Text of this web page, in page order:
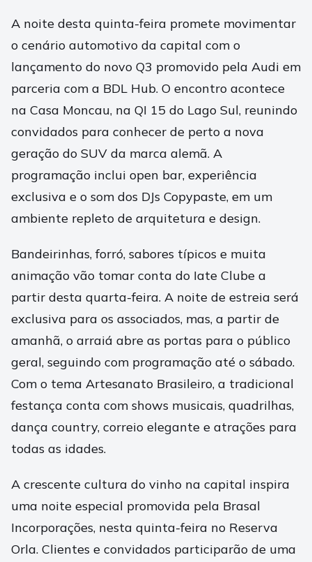
A noite desta quinta-feira promete movimentar
o cenário automotivo da capital com o
lançamento do novo Q3 promovido pela Audi em
parceria com a BDL Hub. O encontro acontece
na Casa Moncau, na QI 15 do Lago Sul, reunindo
convidados para conhecer de perto a nova
geração do SUV da marca alemã. A
programação inclui open bar, experiência
exclusiva e o som dos DJs Copypaste, em um
ambiente repleto de arquitetura e design.
Bandeirinhas, forró, sabores típicos e muita
animação vão tomar conta do Iate Clube a
partir desta quarta-feira. A noite de estreia será
exclusiva para os associados, mas, a partir de
amanhã, o arraiá abre as portas para o público
geral, seguindo com programação até o sábado.
Com o tema Artesanato Brasileiro, a tradicional
festança conta com shows musicais, quadrilhas,
dança country, correio elegante e atrações para
todas as idades.
A crescente cultura do vinho na capital inspira
uma noite especial promovida pela Brasal
Incorporações, nesta quinta-feira no Reserva
Orla. Clientes e convidados participarão de uma